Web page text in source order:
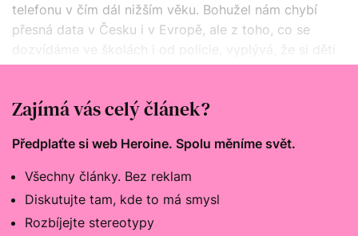
telefonu v čím dál nižším věku. Bohužel nám chybí
přesná data v Česku i v Evropě, ale z toho, co se
dozvídáme ve školách i od policie, vyplývá, že si děti
tyto věci mezi sebou posílají už velmi brzy – často už
Zajímá vás celý článek?
Předplaťte si web Heroine. Spolu měníme svět.
Všechny články. Bez reklam
Diskutujte tam, kde to má smysl
Rozbíjejte stereotypy